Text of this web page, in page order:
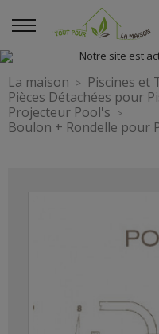
La maison Piscines et
Pièces Détachées pour
Projecteur Pool's
Boulon + Rondelle pour